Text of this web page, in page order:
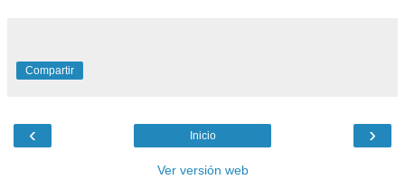
Compartir
‹ ›
Inicio
Ver versión web